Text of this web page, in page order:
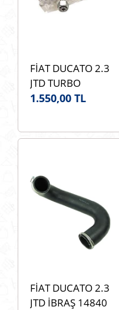
FİAT DUCATO 2.3
JTD TURBO
YAĞLAMA
HORTUMU)
1.550,00 TL
FİAT DUCATO 2.3
JTD İBRAŞ 14840